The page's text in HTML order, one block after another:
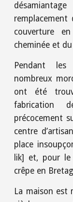
couverture
cheminée et
Pendant
nombreux
ont été
fabrication
précocement
centre
place
lik] et, pour
crêpe en
La maison est